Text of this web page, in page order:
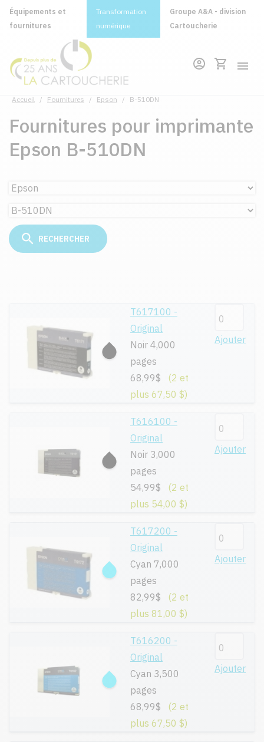
Équipements et
fournitures
Transformation
numérique
Groupe A&A - division
Cartoucherie
Accueil / Fournitures / Epson / B-510DN
Fournitures pour imprimante
Epson B-510DN
T617100 -
Original
Noir 4,000
pages
68,99$
(2 et
plus 67,50 $)
Ajouter
T616100 -
Original
Noir 3,000
pages
54,99$
(2 et
plus 54,00 $)
Ajouter
T617200 -
Original
Cyan 7,000
pages
82,99$
(2 et
plus 81,00 $)
Ajouter
T616200 -
Original
Cyan 3,500
pages
68,99$
(2 et
plus 67,50 $)
Ajouter